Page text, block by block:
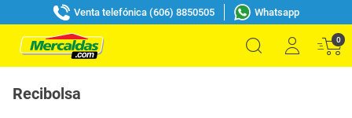
Venta telefónica (606) 8850505 Whatsapp
0
Recibolsa